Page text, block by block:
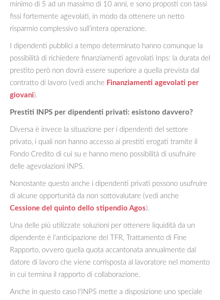
minimo di 5 ad un massimo di 10 anni, e sono proposti con tassi
fissi fortemente agevolati, in modo da ottenere un netto
risparmio complessivo sull’intera operazione.
I dipendenti pubblici a tempo determinato hanno comunque la
possibilità di richiedere finanziamenti agevolati Inps: la durata del
prestito però non dovrà essere superiore a quella prevista dal
contratto di lavoro (vedi anche Finanziamenti agevolati per
giovani).
Prestiti INPS per dipendenti privati: esistono davvero?
Diversa è invece la situazione per i dipendenti del settore
privato, i quali non hanno accesso ai prestiti erogati tramite il
Fondo Credito di cui su e hanno meno possibilità di usufruire
delle agevolazioni INPS.
Nonostante questo anche i dipendenti privati possono usufruire
di alcune opportunità da non sottovalutare (vedi anche
Cessione del quinto dello stipendio Agos).
Una delle più utilizzate soluzioni per ottenere liquidità da un
dipendente è l’anticipazione del TFR, Trattamento di Fine
Rapporto, ovvero quella quota accantonata annualmente dal
datore di lavoro che viene corrisposta al lavoratore nel momento
in cui termina il rapporto di collaborazione.
Anche in questo caso l’INPS mette a disposizione uno speciale